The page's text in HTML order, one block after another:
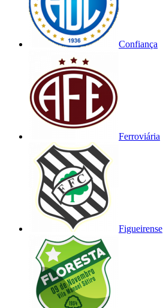
Confiança
Ferroviária
Figueirense